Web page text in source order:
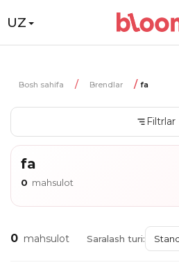
UZ
Bosh sahifa Brendlar fa
Filtrlar
fa
0 mahsulot
0 mahsulot Saralash turi: